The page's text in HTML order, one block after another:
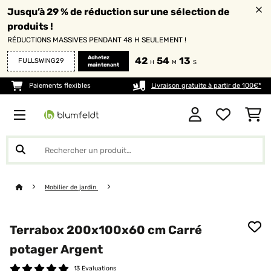
Jusqu’à 29 % de réduction sur une sélection de
produits !
RÉDUCTIONS MASSIVES PENDANT 48 H SEULEMENT !
FULLSWING29
Achetez
maintenant
42 H 54 M 13 S
Paiements flexibles Livraison gratuite à partir de 100€*
Mobilier de jardin
Terrabox 200x100x60 cm Carré
potager Argent
13 Evaluations